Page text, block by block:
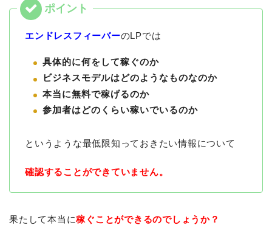
エンドレスフィーバーのLPでは
具体的に何をして稼ぐのか
ビジネスモデルはどのようなものなのか
本当に無料で稼げるのか
参加者はどのくらい稼いでいるのか
というような最低限知っておきたい情報について
確認することができていません。
果たして本当に稼ぐことができるのでしょうか？